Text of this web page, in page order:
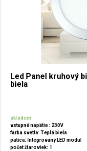
Led Panel kruhový
biela
skladom
vstupné napätie : 230V
farba svetla: Teplá biela
pätica: Integrovaný LED modul
počet žiaroviek: 1